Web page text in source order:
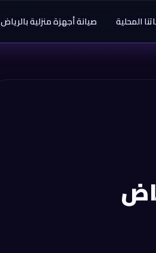
المحلية صيانة أجهزة منزلية بالرياض